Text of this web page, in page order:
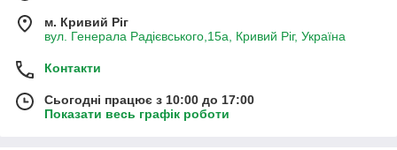
м. Кривий Ріг
вул. Генерала Радієвського,15а, Кривий Ріг, Україна
Контакти
Сьогодні працює з 10:00 до 17:00
Показати весь графік роботи